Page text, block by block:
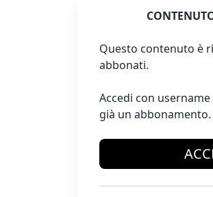
Questo contenuto è
abbonati.
Accedi con
già un abbonamento.